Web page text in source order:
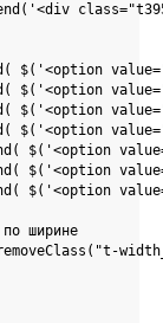
$('<option
$('<option
$('<option
$('<option
$('<option
$('<option
$('<option
ширине